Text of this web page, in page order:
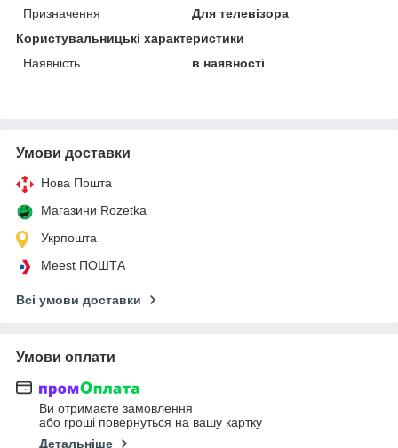
Призначення
Для телевізора
Користувальницькі характеристики
Наявність
в наявності
Умови доставки
Нова Пошта
Магазини Rozetka
Укрпошта
Meest ПОШТА
Всі умови доставки
Умови оплати
Ви отримаєте замовлення
або гроші повернуться на вашу картку
Детальніше